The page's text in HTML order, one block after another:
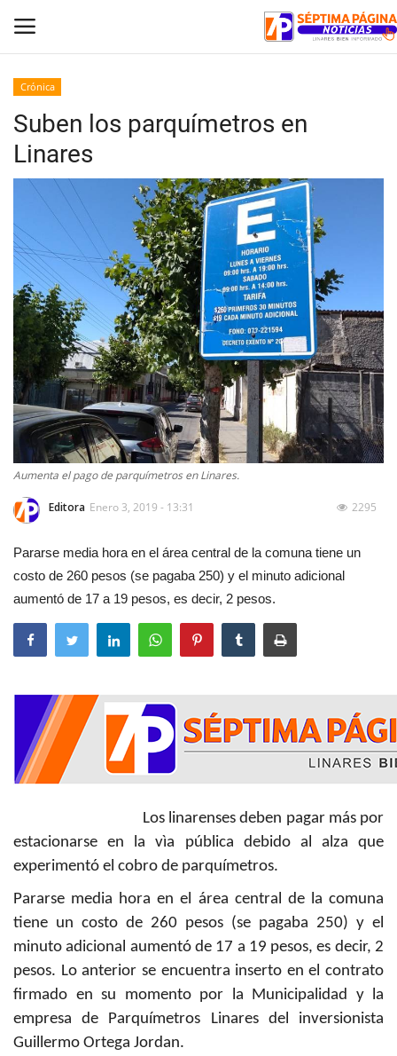
Inicio
Crónica
Policial
Tribunales
Deporte
Política
Espectáculos
Crónica
Suben los parquímetros en
Linares
Aumenta el pago de parquímetros en Linares.
Editora Enero 3, 2019 - 13:31 2295
Pararse media hora en el área central de la comuna tiene un
costo de 260 pesos (se pagaba 250) y el minuto adicional
aumentó de 17 a 19 pesos, es decir, 2 pesos.
Los linarenses deben pagar más por
estacionarse en la vìa pública debido al alza que
experimentó el cobro de parquímetros.
Pararse media hora en el área central de la comuna
tiene un costo de 260 pesos (se pagaba 250) y el
minuto adicional aumentó de 17 a 19 pesos, es decir, 2
pesos. Lo anterior se encuentra inserto en el contrato
firmado en su momento por la Municipalidad y la
empresa de Parquímetros Linares del inversionista
Guillermo Ortega Jordan.